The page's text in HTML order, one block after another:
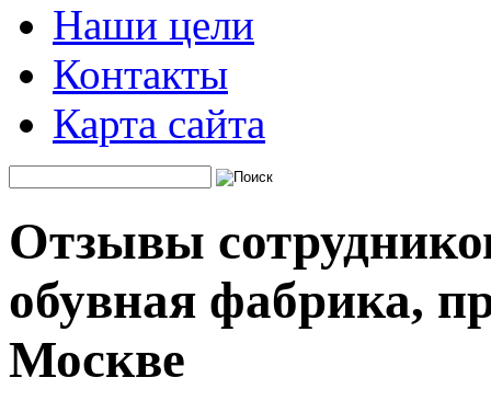
Наши цели
Контакты
Карта сайта
Отзывы
обувная фабрика,
Москве